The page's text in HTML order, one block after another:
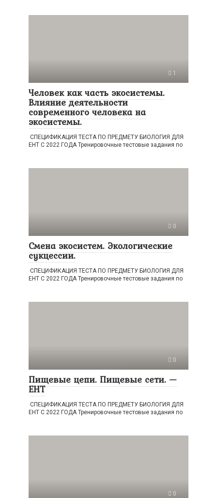
1
Человек как часть экосистемы.
Влияние деятельности
современного человека на
экосистемы.
СПЕЦИФИКАЦИЯ ТЕСТА ПО ПРЕДМЕТУ БИОЛОГИЯ ДЛЯ
ЕНТ С 2022 ГОДА Тренировочные тестовые задания по
0
Смена экосистем. Экологические
сукцессии.
СПЕЦИФИКАЦИЯ ТЕСТА ПО ПРЕДМЕТУ БИОЛОГИЯ ДЛЯ
ЕНТ С 2022 ГОДА Тренировочные тестовые задания по
0
Пищевые цепи. Пищевые сети. —
ЕНТ
СПЕЦИФИКАЦИЯ ТЕСТА ПО ПРЕДМЕТУ БИОЛОГИЯ ДЛЯ
ЕНТ С 2022 ГОДА Тренировочные тестовые задания по
0